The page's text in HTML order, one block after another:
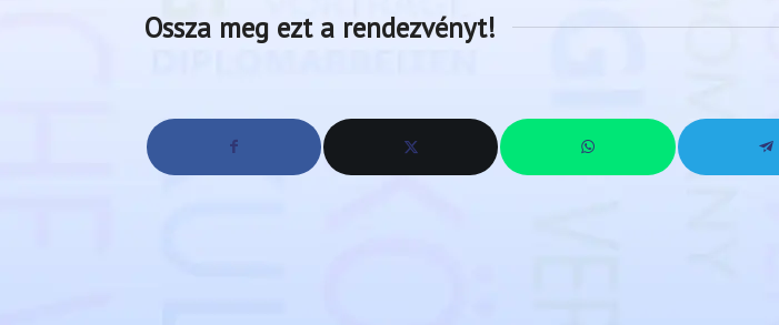
Ossza meg ezt a rendezvényt!